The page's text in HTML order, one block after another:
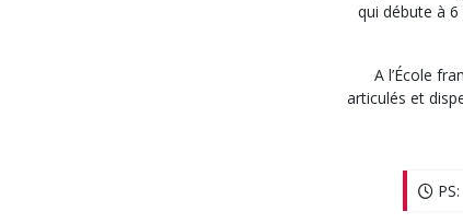
qui débute à
A l’École
articulés et
PS: